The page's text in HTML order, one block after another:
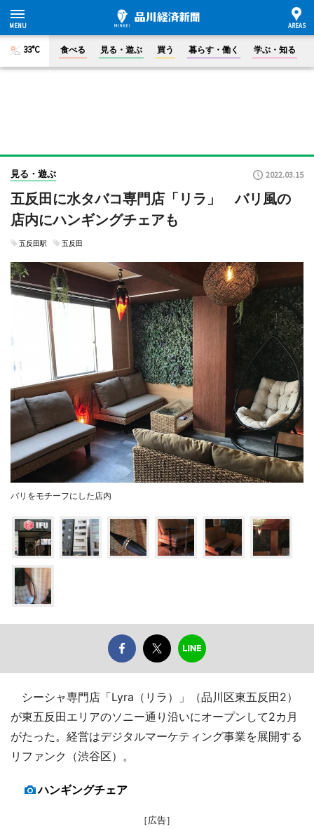
33°C 食べる 見る・遊ぶ 買う 暮らす・働く 学ぶ・知る
見る・遊ぶ 2022.03.15
五反田に水タバコ専門店「リラ」 バリ風の
店内にハンギングチェアも
五反田駅 五反田
バリをモチーフにした店内
シーシャ専門店「Lyra（リラ）」（品川区東五反田2）
が東五反田エリアのソニー通り沿いにオープンして2カ月
がたった。経営はデジタルマーケティング事業を展開する
リファンク（渋谷区）。
ハンギングチェア
［広告］